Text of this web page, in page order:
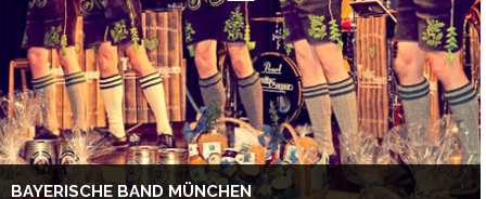
BAYERISCHE BAND MÜNCHEN